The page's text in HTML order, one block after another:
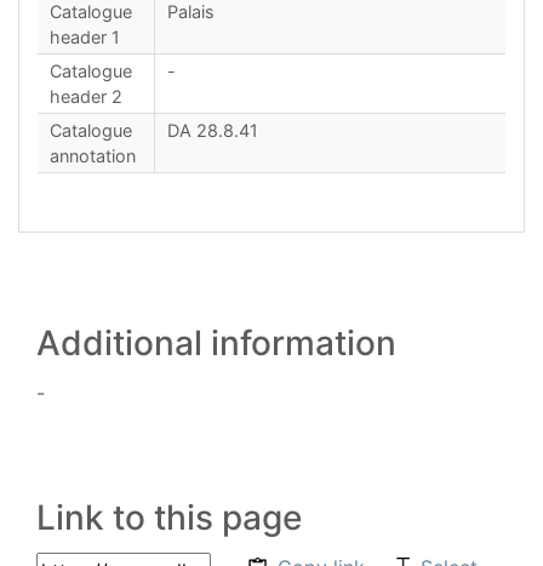
Catalogue
header 1
Palais
Catalogue
header 2
-
Catalogue
annotation
DA 28.8.41
Additional information
-
Link to this page